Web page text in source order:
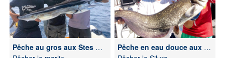
Pêche au gros aux Stes Maries de la Mer
Pêche en eau douce aux Stes Maries de la Mer